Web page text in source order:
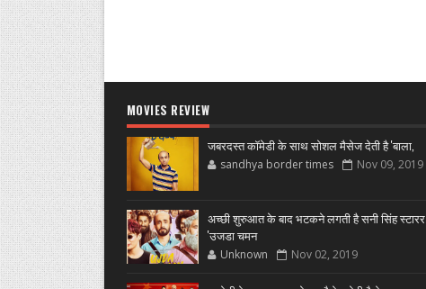
MOVIES REVIEW
जबरदस्त कॉमेडी के साथ सोशल मैसेज देती है 'बाला,
sandhya border times Nov 09, 2019
अच्छी शुरुआत के बाद भटकने लगती है सनी सिंह स्टारर
'उजडा चमन
Unknown Nov 02, 2019